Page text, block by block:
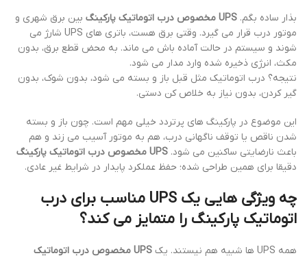
بذار ساده بگم. UPS مخصوص درب اتوماتیک پارکینگ
بین برق شهری و
موتور درب قرار می گیرد. وقتی برق هست، باتری های UPS شارژ می
شوند و سیستم در حالت آماده باش می ماند. به محض قطع برق، بدون
مکث، انرژی ذخیره شده وارد مدار می شود.
نتیجه؟ درب اتوماتیک مثل قبل باز و بسته می شود، بدون شوک، بدون
گیر کردن، بدون نیاز به خلاص کن دستی.
این موضوع در پارکینگ های پرتردد خیلی مهم است. چون باز و بسته
شدن ناقص یا توقف ناگهانی درب، هم به موتور آسیب می زند و هم
باعث نارضایتی ساکنین می شود. UPS مخصوص درب اتوماتیک پارکینگ
دقیقا برای همین طراحی شده؛ حفظ عملکرد پایدار در شرایط غیر عادی.
چه ویژگی هایی یک UPS مناسب برای درب
اتوماتیک پارکینگ را متمایز می کند؟
همه UPS ها شبیه هم نیستند. یک
UPS مخصوص درب اتوماتیک